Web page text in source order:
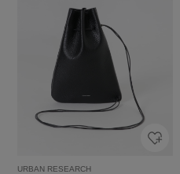
URBAN RESEARCH